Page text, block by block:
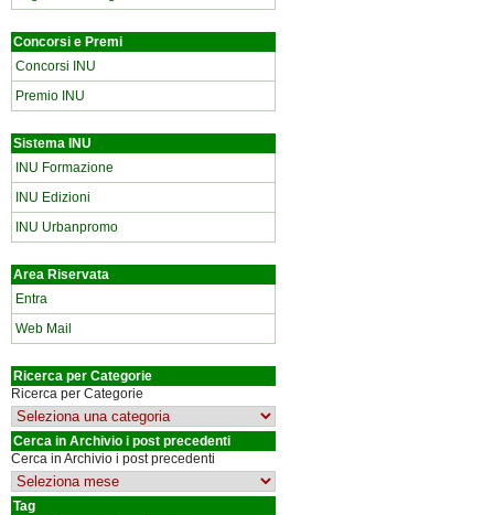
Concorsi e Premi
Concorsi INU
Premio INU
Sistema INU
INU Formazione
INU Edizioni
INU Urbanpromo
Area Riservata
Entra
Web Mail
Ricerca per Categorie
Ricerca per Categorie
Cerca in Archivio i post precedenti
Cerca in Archivio i post precedenti
Tag